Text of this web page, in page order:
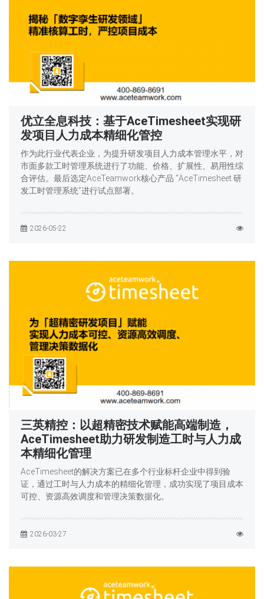
优立全息科技：基于AceTimesheet实现研
发项目人力成本精细化管控
作为此行业代表企业，为提升研发项目人力成本管理水平，对
市面多款工时管理系统进行了功能、价格、扩展性、易用性综
合评估。最后选定AceTeamwork核心产品 “AceTimesheet 研
发工时管理系统”进行试点部署。
2026-05-22
三英精控：以超精密技术赋能高端制造，
AceTimesheet助力研发制造工时与人力成
本精细化管理
AceTimesheet的解决方案已在多个行业标杆企业中得到验
证，通过工时与人力成本的精细化管理，成功实现了项目成本
可控、资源高效调度和管理决策数据化。
2026-03-27